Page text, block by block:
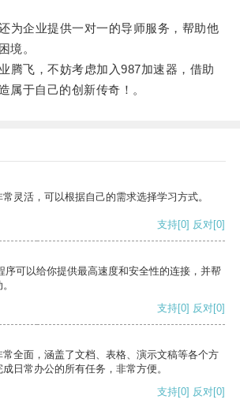
企业提供一对一的导师服务，帮助他
境。
飞，不妨考虑加入987加速器，借助
属于自己的创新传奇！。
灵活，可以根据自己的需求选择学习方式。
支持[0] 反对[0]
序可以给你提供最高速度和安全性的连接，并帮
支持[0] 反对[0]
全面，涵盖了文档、表格、演示文稿等各个方
日常办公的所有任务，非常方便。
支持[0] 反对[0]